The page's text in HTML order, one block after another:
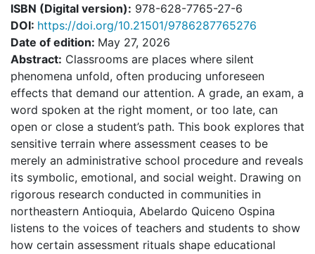
ISBN (Digital version): 978-628-7765-27-6
DOI: https://doi.org/10.21501/9786287765276
Date of edition: May 27, 2026
Abstract: Classrooms are places where silent
phenomena unfold, often producing unforeseen
effects that demand our attention. A grade, an exam, a
word spoken at the right moment, or too late, can
open or close a student’s path. This book explores that
sensitive terrain where assessment ceases to be
merely an administrative school procedure and reveals
its symbolic, emotional, and social weight. Drawing on
rigorous research conducted in communities in
northeastern Antioquia, Abelardo Quiceno Ospina
listens to the voices of teachers and students to show
how certain assessment rituals shape educational